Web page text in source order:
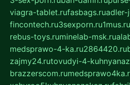
viagra-tablet.rufasbags.ruadler-
fincontech.ru3sexporn.ru1mus.ru
rebus-toys.ruminelab-msk.ru
medsprawo-4-ka.ru2864420.ru
zajmy24.rutovudyi-4-
brazzerscom.ru